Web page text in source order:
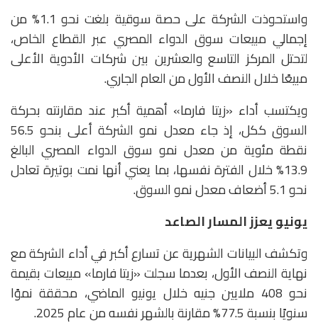
واستحوذت الشركة على حصة سوقية بلغت نحو 1.1% من
إجمالي مبيعات سوق الدواء المصري عبر القطاع الخاص،
لتحتل المركز التاسع والعشرين بين شركات الأدوية الأعلى
مبيعًا خلال النصف الأول من العام الجاري.
ويكتسب أداء «زيتا فارما» أهمية أكبر عند مقارنته بحركة
السوق ككل، إذ جاء معدل نمو الشركة أعلى بنحو 56.5
نقطة مئوية من معدل نمو سوق الدواء المصري البالغ
13.9% خلال الفترة نفسها، بما يعني أنها نمت بوتيرة تعادل
نحو 5.1 أضعاف معدل نمو السوق.
يونيو يعزز المسار الصاعد
وتكشف البيانات الشهرية عن تسارع أكبر في أداء الشركة مع
نهاية النصف الأول، بعدما سجلت «زيتا فارما» مبيعات بقيمة
نحو 408 ملايين جنيه خلال يونيو الماضي، محققة نموًا
سنويًا بنسبة 77.5% مقارنة بالشهر نفسه من عام 2025.